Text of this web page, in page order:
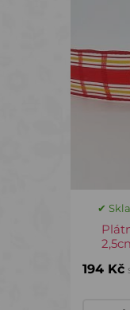
✔
194 Kč